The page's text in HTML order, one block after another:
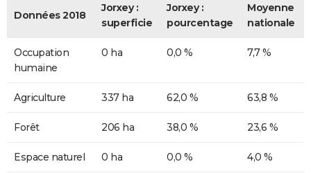
Données 2018
Jorxey :
superficie
Jorxey :
pourcentage
Moyenne
nationale
Occupation
humaine
0 ha 0,0 % 7,7 %
Agriculture 337 ha 62,0 % 63,8 %
Forêt 206 ha 38,0 % 23,6 %
Espace naturel 0 ha 0,0 % 4,0 %